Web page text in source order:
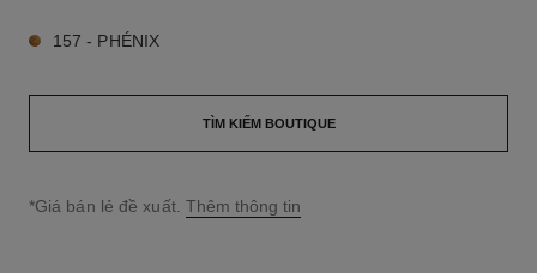
157 - PHÉNIX
TÌM KIẾM BOUTIQUE
↩
*Giá bán lẻ đề xuất. Thêm thông tin